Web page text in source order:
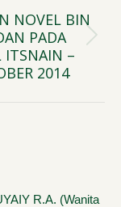
NOVEL BIN
PADA
ITSNAIN –
2014
R.A. (Wanita